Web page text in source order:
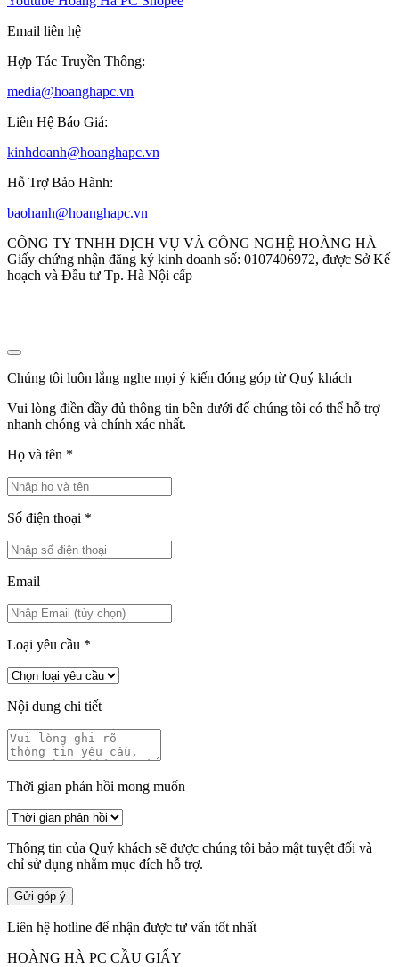
Email liên hệ
Hợp Tác Truyền Thông:
media@hoanghapc.vn
Liên Hệ Báo Giá:
kinhdoanh@hoanghapc.vn
Hỗ Trợ Bảo Hành:
baohanh@hoanghapc.vn
CÔNG TY TNHH DỊCH VỤ VÀ CÔNG NGHỆ HOÀNG HÀ
Giấy chứng nhận đăng ký kinh doanh số: 0107406972, được Sở Kế
hoạch và Đầu tư Tp. Hà Nội cấp
Chúng tôi luôn lắng nghe mọi ý kiến đóng góp từ Quý khách
Vui lòng điền đầy đủ thông tin bên dưới để chúng tôi có thể hỗ trợ
nhanh chóng và chính xác nhất.
Họ và tên *
Số điện thoại *
Email
Loại yêu cầu *
Nội dung chi tiết
Thời gian phản hồi mong muốn
Thông tin của Quý khách sẽ được chúng tôi bảo mật tuyệt đối và
chỉ sử dụng nhằm mục đích hỗ trợ.
Gửi góp ý
Liên hệ hotline để nhận được tư vấn tốt nhất
HOÀNG HÀ PC CẦU GIẤY